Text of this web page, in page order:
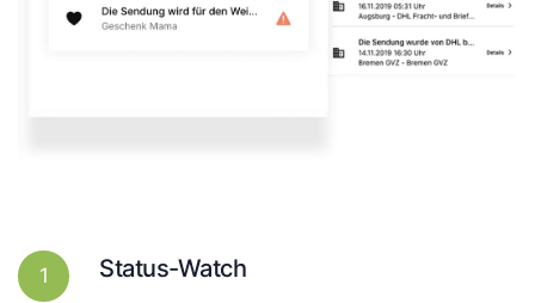
1 Status-Watch